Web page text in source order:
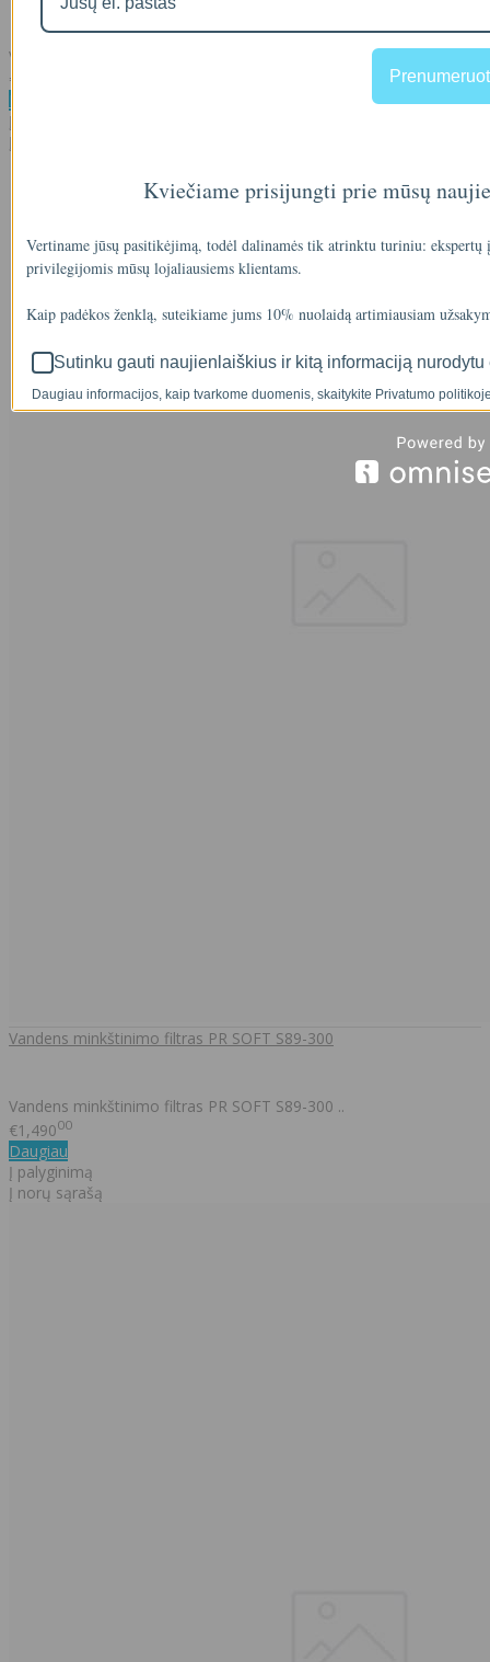
Vandens minkštinimo filtras PR SOFT S89-200 ..
€1,215
Į palyginimą
Į norų sąrašą
Vandens minkštinimo filtras PR SOFT S89-300
Vandens minkštinimo filtras PR SOFT S89-300 ..
€1,49000
Daugiau
Į palyginimą
Į norų sąrašą
Kviečiame prisijungti prie mūsų
Vertiname jūsų pasitikėjimą, todėl dalinamės tik atrinktu turiniu:
privilegijomis mūsų lojaliausiems klientams.
Kaip padėkos ženklą, suteikiame jums 10% nuolaidą artimiausiam
Sutinku gauti naujienlaiškius ir kitą informaciją
Daugiau informacijos, kaip tvarkome duomenis, skaitykite Privatumo